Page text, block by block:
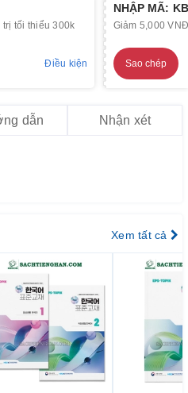
tối thiểu 300k
Điều kiện
NHẬP MÃ:
Giảm 5,000
Sao chép
dẫn Nhận xét
Xem tất cả